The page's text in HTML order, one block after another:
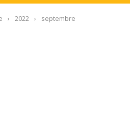
› 2022 › septembre